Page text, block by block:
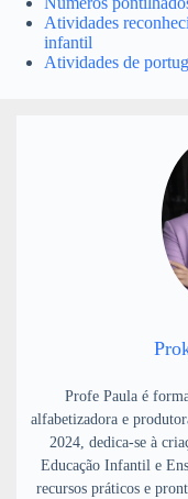
Atividades
infantil
Atividades de
Profe Paula é
alfabetizadora e
2024, dedica-se à
Educação Infantil e
recursos práticos e